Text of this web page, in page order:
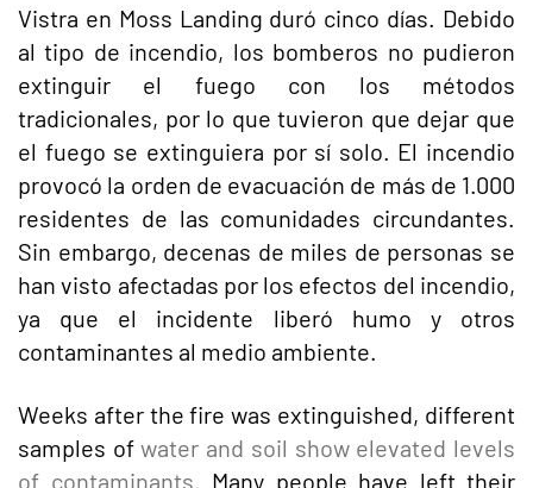
Vistra en Moss Landing duró cinco días. Debido
al tipo de incendio, los bomberos no pudieron
extinguir el fuego con los métodos
tradicionales, por lo que tuvieron que dejar que
el fuego se extinguiera por sí solo. El incendio
provocó la orden de evacuación de más de 1.000
residentes de las comunidades circundantes.
Sin embargo, decenas de miles de personas se
han visto afectadas por los efectos del incendio,
ya que el incidente liberó humo y otros
contaminantes al medio ambiente.
Weeks after the fire was extinguished, different
samples ofwater and soil show elevated levels
of contaminants . Many people have left their